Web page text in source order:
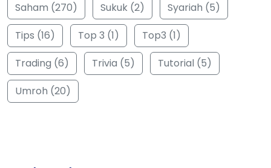
Saham (270)
Sukuk (2)
Syariah (5)
Tips (16)
Top 3 (1)
Top3 (1)
Trading (6)
Trivia (5)
Tutorial (5)
Umroh (20)